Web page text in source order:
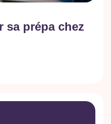
sa prépa chez